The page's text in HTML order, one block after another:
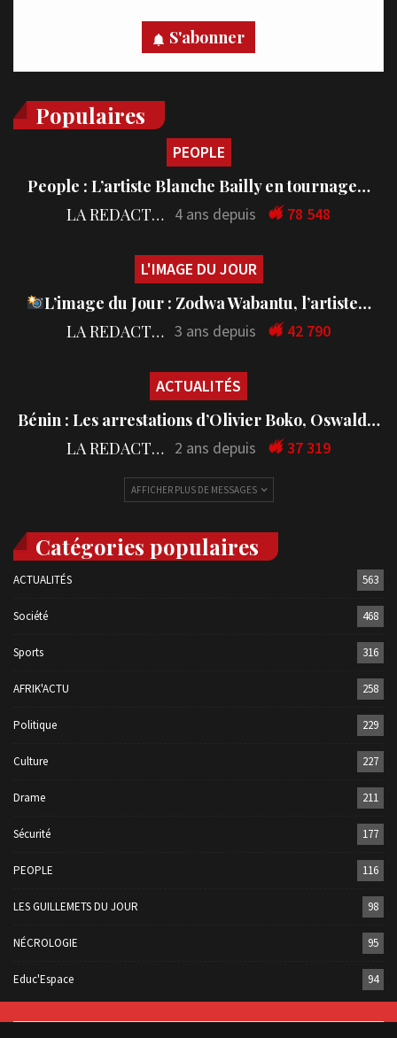
S'abonner
Populaires
PEOPLE
People : L’artiste Blanche Bailly en tournage…
LA REDACTION 4 ans depuis 78 548
L'IMAGE DU JOUR
L’image du Jour : Zodwa Wabantu, l’artiste…
LA REDACTION 3 ans depuis 42 790
ACTUALITÉS
Bénin : Les arrestations d’Olivier Boko, Oswald…
LA REDACTION 2 ans depuis 37 319
AFFICHER PLUS DE MESSAGES
Catégories populaires
ACTUALITÉS 563
Société 468
Sports 316
AFRIK'ACTU 258
Politique 229
Culture 227
Drame 211
Sécurité 177
PEOPLE 116
LES GUILLEMETS DU JOUR 98
NÉCROLOGIE 95
Educ'Espace 94